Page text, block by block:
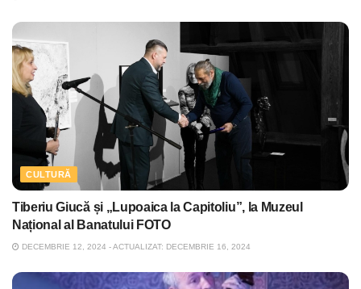
CULTURĂ
Tiberiu Giucă și „Lupoaica la Capitoliu”, la Muzeul
Național al Banatului FOTO
DECEMBRIE 12, 2024 - ACTUALIZAT: DECEMBRIE 16, 2024